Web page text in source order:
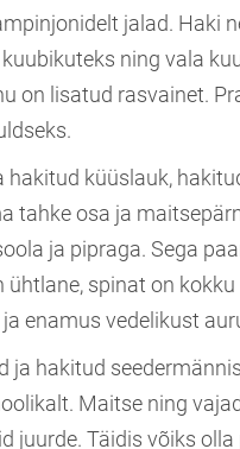
jalad. Haki
ning vala
on lisatud rasvainet.
hakitud küüslauk,
tahke osa ja
ja pipraga. Sega
ühtlane, spinat on kokku
enamus vedelikust
ja hakitud
Maitse ning
juurde. Täidis võiks olla